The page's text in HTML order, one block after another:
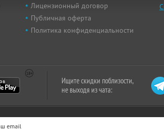
Лицензионный договор
Публичная оферта
Политика конфиденциальности
Ищите скидки поблизости,
не выходя из чата: